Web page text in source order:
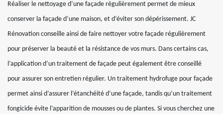
Réaliser le nettoyage d’une façade régulièrement permet de mieux
conserver la façade d’une maison, et d’éviter son dépérissement. JC
Rénovation conseille ainsi de faire nettoyer votre façade régulièrement
pour préserver la beauté et la résistance de vos murs. Dans certains cas,
l’application d’un traitement de façade peut également être conseillé
pour assurer son entretien régulier. Un traitement hydrofuge pour façade
permet ainsi d’assurer l’étanchéité d’une façade, tandis qu’un traitement
fongicide évite l’apparition de mousses ou de plantes. Si vous cherchez une